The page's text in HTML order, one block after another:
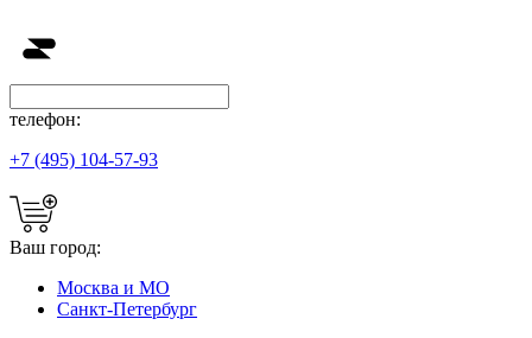
телефон:
+7 (495) 104-57-93
Ваш город:
Москва и МО
Санкт-Петербург